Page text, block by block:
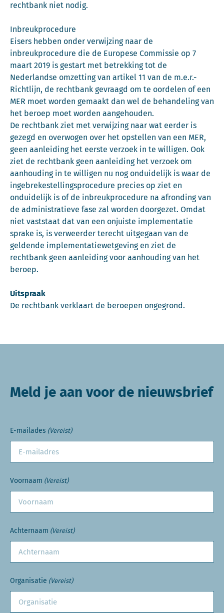
rechtbank niet nodig.
Inbreukprocedure
Eisers hebben onder verwijzing naar de
inbreukprocedure die de Europese Commissie op 7
maart 2019 is gestart met betrekking tot de
Nederlandse omzetting van artikel 11 van de m.e.r.-
Richtlijn, de rechtbank gevraagd om te oordelen of een
MER moet worden gemaakt dan wel de behandeling van
het beroep moet worden aangehouden.
De rechtbank ziet met verwijzing naar wat eerder is
gezegd en overwogen over het opstellen van een MER,
geen aanleiding het eerste verzoek in te willigen. Ook
ziet de rechtbank geen aanleiding het verzoek om
aanhouding in te willigen nu nog onduidelijk is waar de
ingebrekestellingsprocedure precies op ziet en
onduidelijk is of de inbreukprocedure na afronding van
de administratieve fase zal worden doorgezet. Omdat
niet vaststaat dat van een onjuiste implementatie
sprake is, is verweerder terecht uitgegaan van de
geldende implementatiewetgeving en ziet de
rechtbank geen aanleiding voor aanhouding van het
beroep.
Uitspraak
De rechtbank verklaart de beroepen ongegrond.
Meld je aan voor de nieuwsbrief
E-mailades (Vereist)
Voornaam (Vereist)
Achternaam (Vereist)
Organisatie (Vereist)